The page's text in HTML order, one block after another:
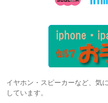
イヤホン・スピーカーなど、気
しています。